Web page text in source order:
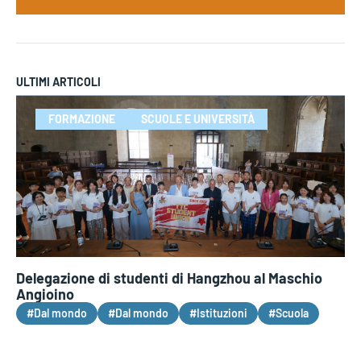
ULTIMI ARTICOLI
FORMAZIONE SCUOLE E UNIVERSITÀ
Delegazione di studenti di Hangzhou al Maschio
Angioino
#Dal mondo #Dal mondo #Istituzioni #Scuola